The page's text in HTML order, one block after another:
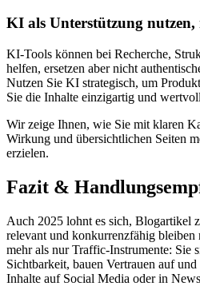
KI als Unterstützung nutzen,
KI-Tools können bei Recherche,
helfen, ersetzen aber nicht
Nutzen Sie KI strategisch, um
Sie die Inhalte einzigartig und
Wir zeige Ihnen, wie Sie mit klaren
Wirkung und übersichtlichen Seiten
erzielen.
Fazit &
Auch 2025 lohnt es sich, Blogartikel
relevant und konkurrenzfähig bleiben
mehr als nur Traffic-Instrumente: Sie
Sichtbarkeit, bauen Vertrauen auf
Inhalte auf Social Media oder in